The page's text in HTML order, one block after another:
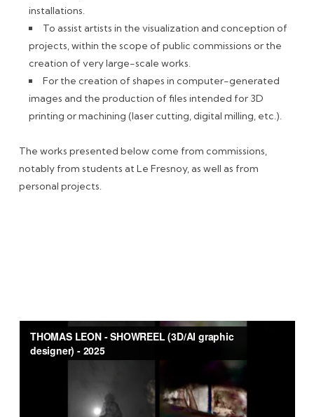
installations.
To assist artists in the visualization and conception of
projects, within the scope of public commissions or the
creation of very large-scale works.
For the creation of shapes in computer-generated
images and the production of files intended for 3D
printing or machining (laser cutting, digital milling, etc.).
The works presented below come from commissions,
notably from students at Le Fresnoy, as well as from
personal projects.